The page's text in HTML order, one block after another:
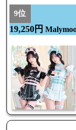
9位
19,250円